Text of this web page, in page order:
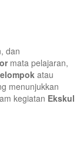
dan
mata pelajaran,
atau
menunjukkan
kegiatan Ekskul